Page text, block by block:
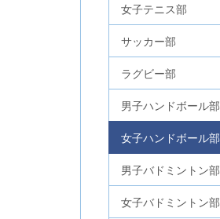
女子テニス部
サッカー部
ラグビー部
男子ハンドボール部
女子ハンドボール部
男子バドミントン部
女子バドミントン部